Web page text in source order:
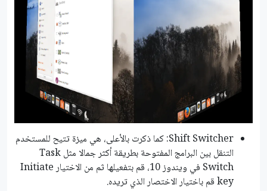
Shift Switcher: كما ذكرت بالأعلى، هي ميزة تتيح للمستخدم
التنقل بين البرامج المفتوحة بطريقة أكثر جمالا مثل Task
Switch في ويندوز 10، قم بتفعيلها ثم من الاختيار Initiate
key قم باختيار الاختصار الذي تريده.